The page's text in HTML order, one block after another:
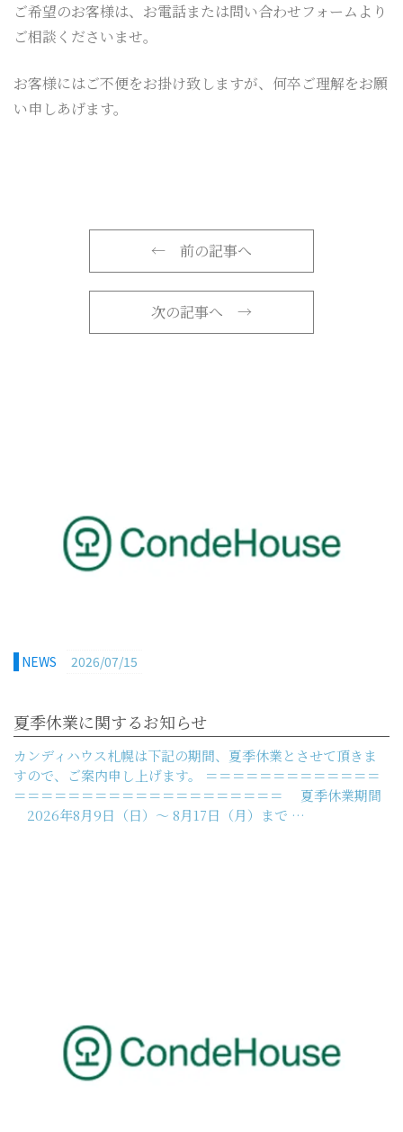
ご希望のお客様は、お電話または問い合わせフォームより
ご相談くださいませ。
お客様にはご不便をお掛け致しますが、何卒ご理解をお願
い申しあげます。
← 前の記事へ
次の記事へ →
NEWS 2026/07/15
夏季休業に関するお知らせ
カンディハウス札幌は下記の期間、夏季休業とさせて頂きま
すので、ご案内申し上げます。 ＝＝＝＝＝＝＝＝＝＝＝＝＝
＝＝＝＝＝＝＝＝＝＝＝＝＝＝＝＝＝＝＝＝ 夏季休業期間
2026年8月9日（日）～ 8月17日（月）まで …